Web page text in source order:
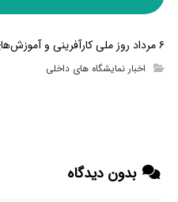
۶ مرداد روز ملی کارآفرینی و آموزش‌های فنی و حرفه‌ای گرامی باد
اخبار نمایشگاه های داخلی
بدون دیدگاه